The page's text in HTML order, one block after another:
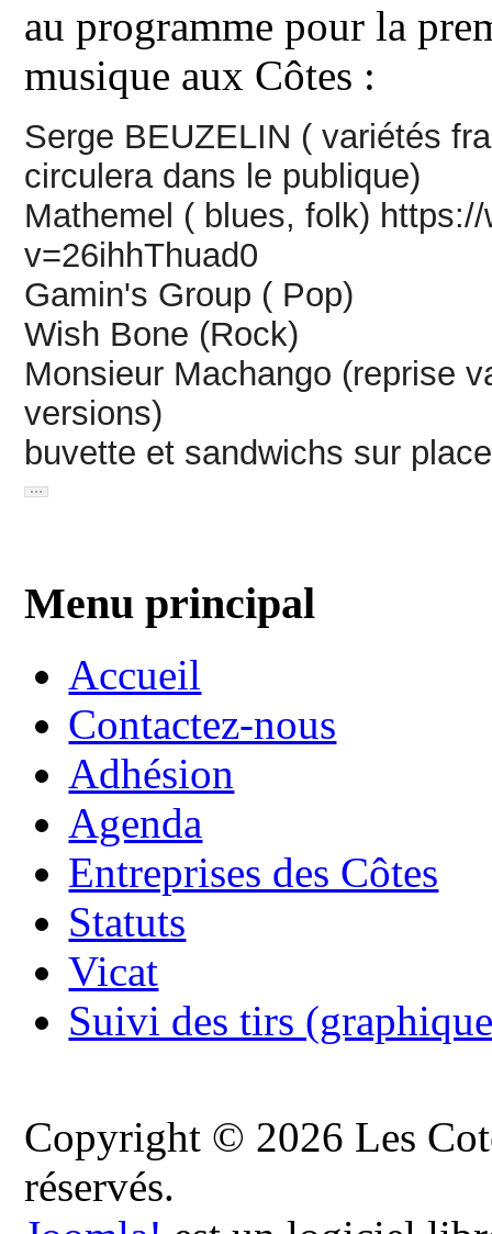
au programme pour la
musique aux Côtes :
Serge BEUZELIN ( variétés
circulera dans le publique)
Mathemel ( blues, folk)
v=26ihhThuad0
Gamin's Group ( Pop)
Wish Bone (Rock)
Monsieur Machango (reprise
versions)
buvette et sandwichs sur
Menu principal
Accueil
Contactez-nous
Adhésion
Agenda
Entreprises des Côtes
Statuts
Vicat
Suivi des tirs
Copyright © 2026 Les
réservés.